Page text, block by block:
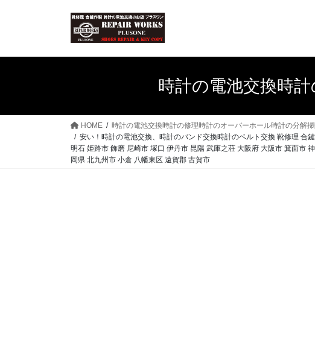
時計の電池交換時
HOME
時計の電池交換時計の修理時計のオーバーホール時計の分解
安い！時計の電池交換、時計のバンド交換時計のベルト交換 靴修理 合
明石 姫路市 飾磨 尼崎市 塚口 伊丹市 昆陽 武庫之荘 大阪府 大阪市 箕面市
岡県 北九州市 小倉 八幡東区 遠賀郡 古賀市